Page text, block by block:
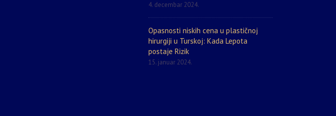
4. decembar 2024.
Opasnosti niskih cena u plastičnoj
hirurgiji u Turskoj: Kada Lepota
postaje Rizik
15. januar 2024.